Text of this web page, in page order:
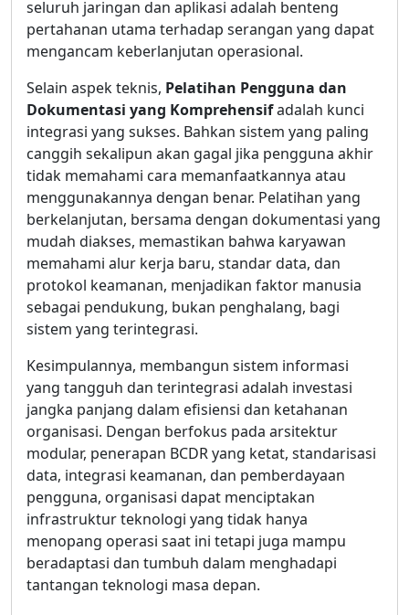
seluruh jaringan dan aplikasi adalah benteng
pertahanan utama terhadap serangan yang dapat
mengancam keberlanjutan operasional.
Selain aspek teknis, Pelatihan Pengguna dan
Dokumentasi yang Komprehensifadalah kunci
integrasi yang sukses. Bahkan sistem yang paling
canggih sekalipun akan gagal jika pengguna akhir
tidak memahami cara memanfaatkannya atau
menggunakannya dengan benar. Pelatihan yang
berkelanjutan, bersama dengan dokumentasi yang
mudah diakses, memastikan bahwa karyawan
memahami alur kerja baru, standar data, dan
protokol keamanan, menjadikan faktor manusia
sebagai pendukung, bukan penghalang, bagi
sistem yang terintegrasi.
Kesimpulannya, membangun sistem informasi
yang tangguh dan terintegrasi adalah investasi
jangka panjang dalam efisiensi dan ketahanan
organisasi. Dengan berfokus pada arsitektur
modular, penerapan BCDR yang ketat, standarisasi
data, integrasi keamanan, dan pemberdayaan
pengguna, organisasi dapat menciptakan
infrastruktur teknologi yang tidak hanya
menopang operasi saat ini tetapi juga mampu
beradaptasi dan tumbuh dalam menghadapi
tantangan teknologi masa depan.